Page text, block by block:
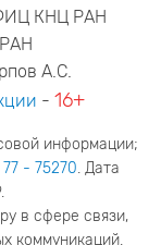
КНЦ РАН
А.С.
- 16+
информации;
- 75270. Дата
в сфере связи,
коммуникаций.